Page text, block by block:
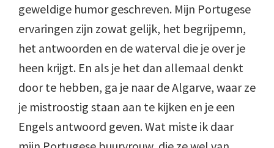
geweldige humor geschreven. Mijn Portugese
ervaringen zijn zowat gelijk, het begrijpemn,
het antwoorden en de waterval die je over je
heen krijgt. En als je het dan allemaal denkt
door te hebben, ga je naar de Algarve, waar ze
je mistroostig staan aan te kijken en je een
Engels antwoord geven. Wat miste ik daar